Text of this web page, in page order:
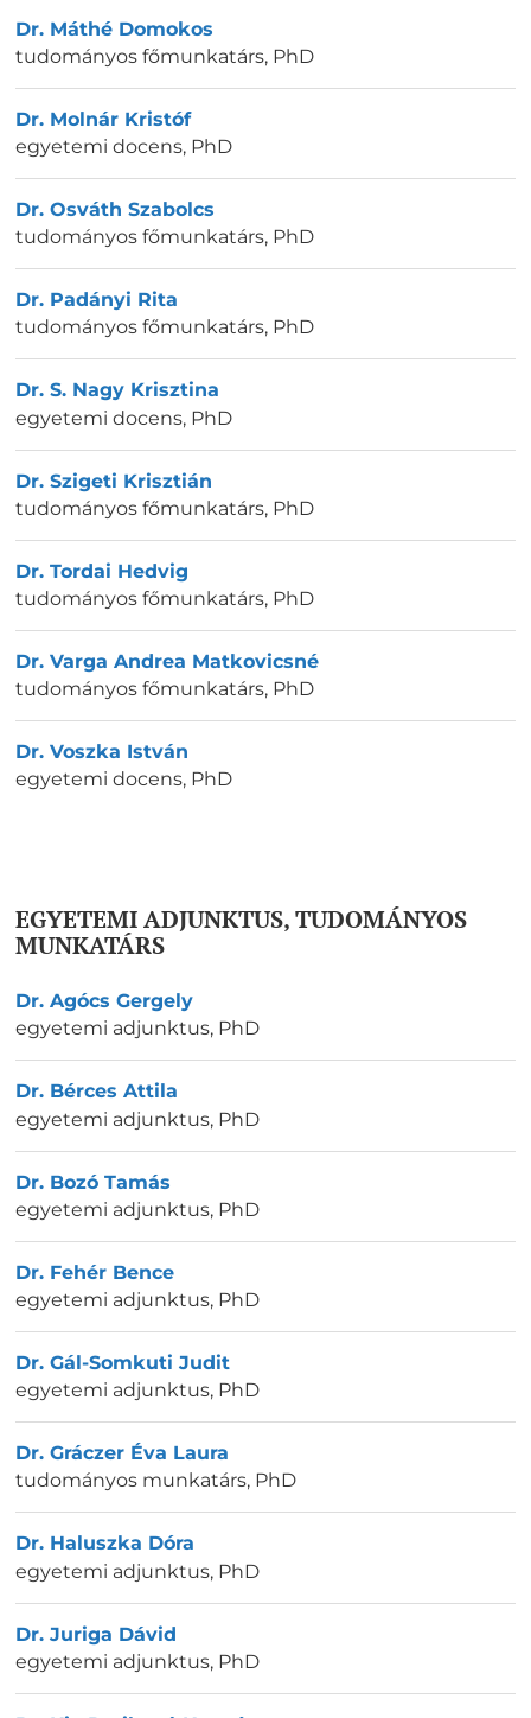
Dr. Máthé Domokos
tudományos főmunkatárs, PhD
Dr. Molnár Kristóf
egyetemi docens, PhD
Dr. Osváth Szabolcs
tudományos főmunkatárs, PhD
Dr. Padányi Rita
tudományos főmunkatárs, PhD
Dr. S. Nagy Krisztina
egyetemi docens, PhD
Dr. Szigeti Krisztián
tudományos főmunkatárs, PhD
Dr. Tordai Hedvig
tudományos főmunkatárs, PhD
Dr. Varga Andrea Matkovicsné
tudományos főmunkatárs, PhD
Dr. Voszka István
egyetemi docens, PhD
EGYETEMI ADJUNKTUS, TUDOMÁNYOS
MUNKATÁRS
Dr. Agócs Gergely
egyetemi adjunktus, PhD
Dr. Bérces Attila
egyetemi adjunktus, PhD
Dr. Bozó Tamás
egyetemi adjunktus, PhD
Dr. Fehér Bence
egyetemi adjunktus, PhD
Dr. Gál-Somkuti Judit
egyetemi adjunktus, PhD
Dr. Gráczer Éva Laura
tudományos munkatárs, PhD
Dr. Haluszka Dóra
egyetemi adjunktus, PhD
Dr. Juriga Dávid
egyetemi adjunktus, PhD